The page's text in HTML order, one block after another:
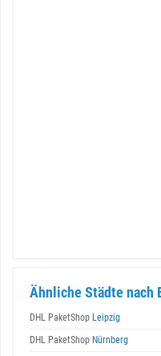
Ähnliche Städte nach
DHL PaketShop Leipzig
DHL PaketShop Nürnberg